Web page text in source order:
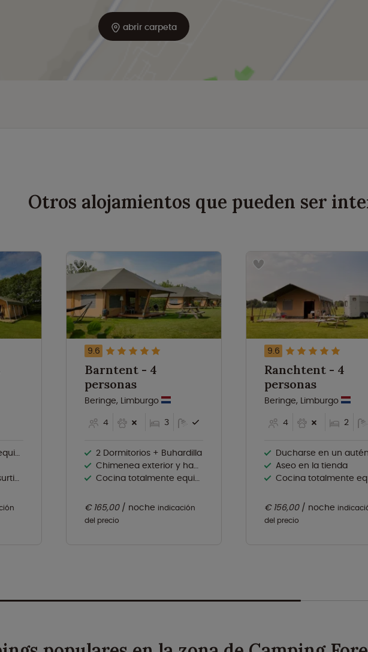
abrir carpeta
Otros alojamientos que pueden ser
9.6
Barntent - 4
personas
Beringe, Limburgo
4
3
2 Dormitorios + Buhardilla
Chimenea exterior y hamaca
Cocina totalmente equipada con lavavajillas
€ 165,00 noche indicación
del precio
9.6
Ranchtent - 4
personas
Beringe, Limburgo
4
2
Ducharse en un auténtico remolque de
Aseo en la tienda
Cocina totalmente
€ 156,00 noche
del precio